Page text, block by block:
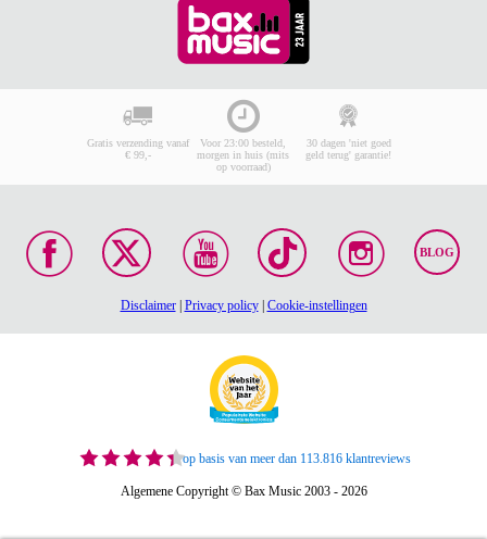
Gratis verzending vanaf
€ 99,-
Voor 23:00 besteld,
morgen in huis (mits
op voorraad)
30 dagen 'niet goed
geld terug' garantie!
BLOG
Disclaimer| Privacy policy| Cookie-instellingen
op basis van meer dan 113.816 klantreviews
Algemene Copyright © Bax Music 2003 - 2026